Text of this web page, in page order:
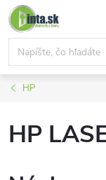
Prejsť
na
obsah
HP
HP